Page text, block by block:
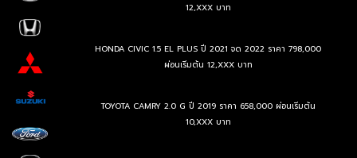
12,XXX บาท
HONDA CIVIC 1.5 EL PLUS ปี 2021 จด 2022 ราคา 798,000
ผ่อนเริ่มต้น 12,XXX บาท
TOYOTA CAMRY 2.0 G ปี 2019 ราคา 658,000 ผ่อนเริ่มต้น
10,XXX บาท